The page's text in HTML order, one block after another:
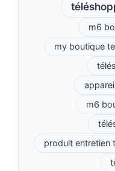
m6
my boutique
m6
produit entretien